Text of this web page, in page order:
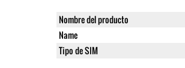
Nombre del producto
Name
Tipo de SIM